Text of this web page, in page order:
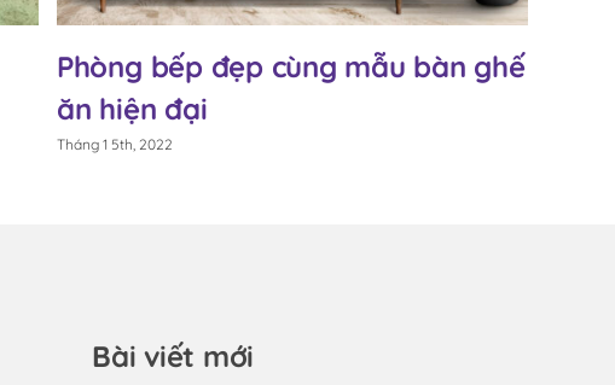
Phòng bếp đẹp cùng mẫu bàn ghế
ăn hiện đại
Tháng 1 5th, 2022
Bài viết mới